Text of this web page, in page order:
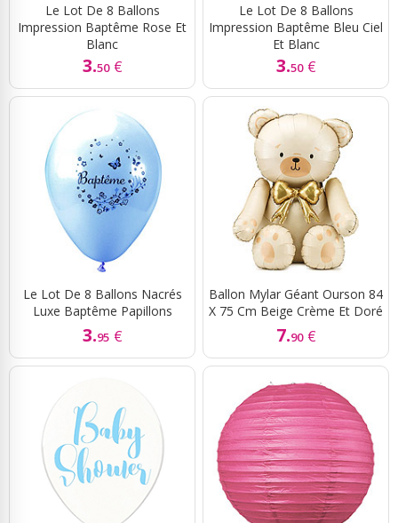
Le Lot De 8 Ballons
Impression Baptême Rose Et
Blanc
3.50 €
Le Lot De 8 Ballons
Impression Baptême Bleu Ciel
Et Blanc
3.50 €
Le Lot De 8 Ballons Nacrés
Luxe Baptême Papillons
3.95 €
Ballon Mylar Géant Ourson 84
X 75 Cm Beige Crème Et Doré
7.90 €